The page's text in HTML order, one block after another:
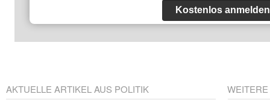
Kostenlos anmelden
AKTUELLE ARTIKEL AUS POLITIK